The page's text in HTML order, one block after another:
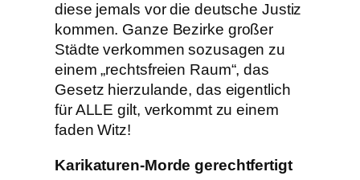
diese jemals vor die deutsche Justiz
kommen. Ganze Bezirke großer
Städte verkommen sozusagen zu
einem „rechtsfreien Raum“, das
Gesetz hierzulande, das eigentlich
für ALLE gilt, verkommt zu einem
faden Witz!
Karikaturen-Morde gerechtfertigt